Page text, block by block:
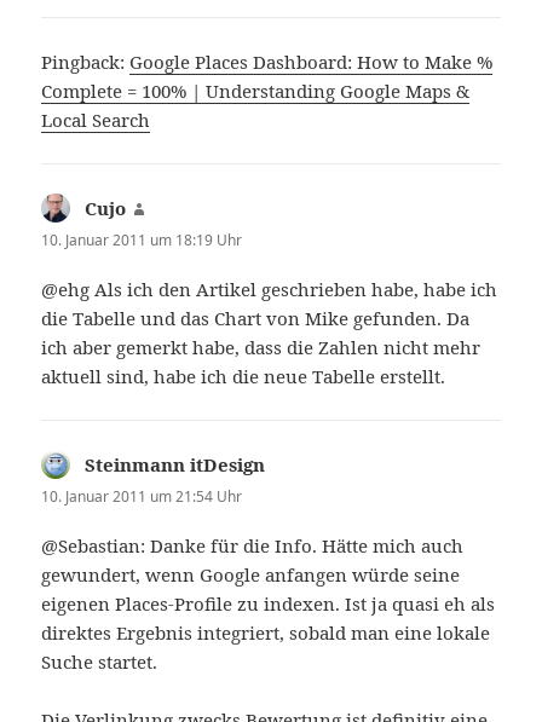
Pingback: Google Places Dashboard: How to Make %
Complete = 100% | Understanding Google Maps &
Local Search
Cujo
10. Januar 2011 um 18:19 Uhr
@ehg Als ich den Artikel geschrieben habe, habe ich
die Tabelle und das Chart von Mike gefunden. Da
ich aber gemerkt habe, dass die Zahlen nicht mehr
aktuell sind, habe ich die neue Tabelle erstellt.
Steinmann itDesign
10. Januar 2011 um 21:54 Uhr
@Sebastian: Danke für die Info. Hätte mich auch
gewundert, wenn Google anfangen würde seine
eigenen Places-Profile zu indexen. Ist ja quasi eh als
direktes Ergebnis integriert, sobald man eine lokale
Suche startet.